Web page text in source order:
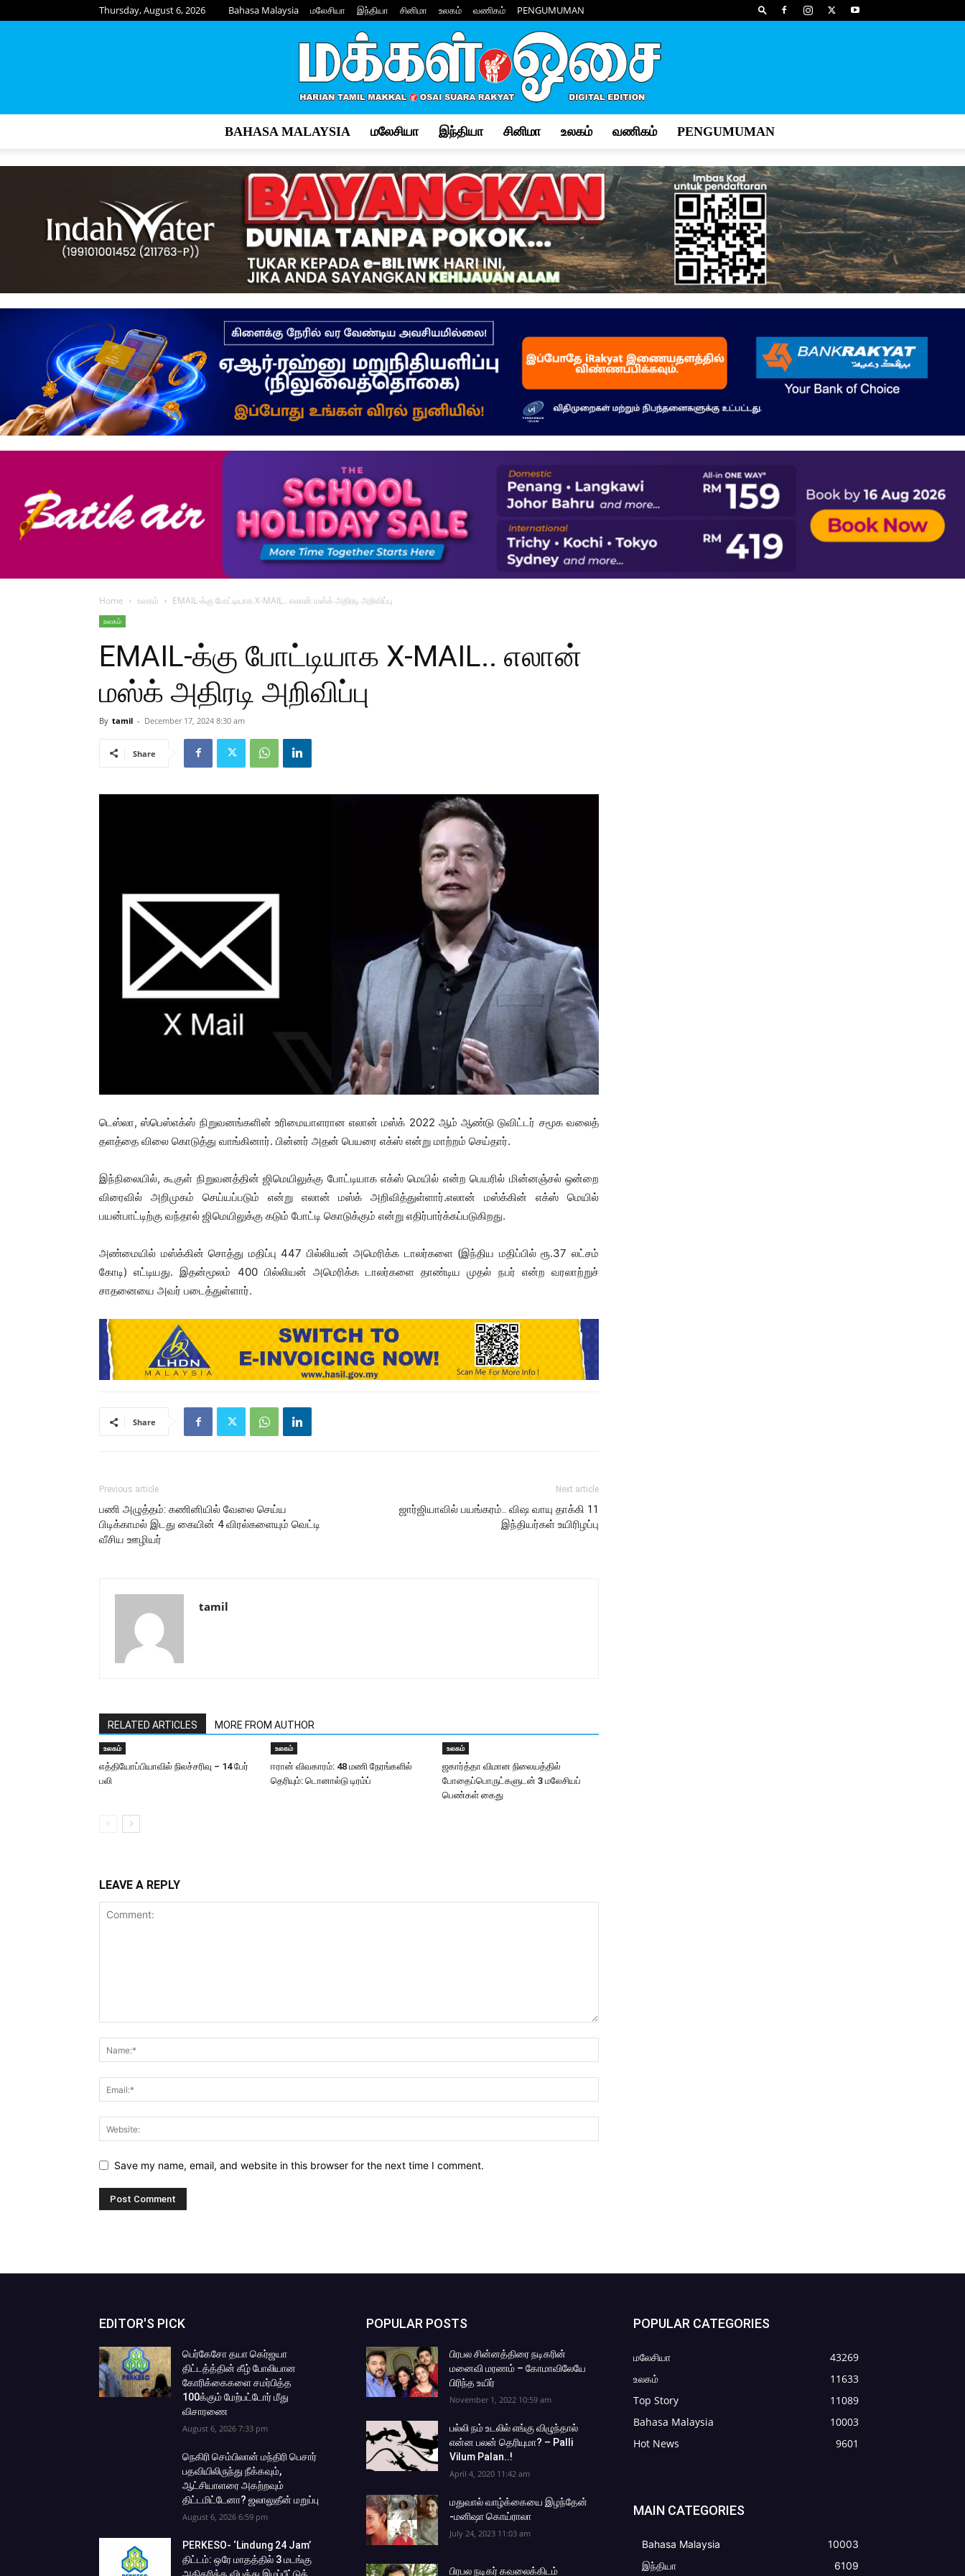
Thursday, August 6, 2026 Bahasa Malaysia மலேசியா இந்தியா சினிமா உலகம் வணிகம் PENGUMUMAN
Osai
–
மக்கள்
BAHASA MALAYSIA மலேசியா இந்தியா சினிமா உலகம் வணிகம் PENGUMUMAN
Home உலகம் EMAIL-க்கு போட்டியாக X-MAIL.. எலான் மஸ்க் அதிரடி அறிவிப்பு
உலகம்
EMAIL-க்கு போட்டியாக X-MAIL.. எலான்
மஸ்க் அதிரடி அறிவிப்பு
By tamil - December 17, 2024 8:30 am
Share
டெஸ்லா, ஸ்பெஸ்எக்ஸ் நிறுவனங்களின் உரிமையாளரான எலான் மஸ்க் 2022 ஆம் ஆண்டு டுவிட்டர் சமூக வலைத்
தளத்தை விலை கொடுத்து வாங்கினார். பின்னர் அதன் பெயரை எக்ஸ் என்று மாற்றம் செய்தார்.
இந்நிலையில், கூகுள் நிறுவனத்தின் ஜிமெயிலுக்கு போட்டியாக எக்ஸ் மெயில் என்ற பெயரில் மின்னஞ்சல் ஒன்றை
விரைவில் அறிமுகம் செய்யப்படும் என்று எலான் மஸ்க் அறிவித்துள்ளார்.எலான் மஸ்க்கின் எக்ஸ் மெயில்
பயன்பாட்டிற்கு வந்தால் ஜிமெயிலுக்கு கடும் போட்டி கொடுக்கும் என்று எதிர்பார்க்கப்படுகிறது.
அண்மையில் மஸ்க்கின் சொத்து மதிப்பு 447 பில்லியன் அமெரிக்க டாலர்களை (இந்திய மதிப்பில் ரூ.37 லட்சம்
கோடி) எட்டியது. இதன்மூலம் 400 பில்லியன் அமெரிக்க டாலர்களை தாண்டிய முதல் நபர் என்ற வரலாற்றுச்
சாதனையை அவர் படைத்துள்ளார்.
Share
Previous article
பணி அழுத்தம்: கணினியில் வேலை செய்ய
பிடிக்காமல் இடது கையின் 4 விரல்களையும் வெட்டி
வீசிய ஊழியர்
Next article
ஜார்ஜியாவில் பயங்கரம்.. விஷ வாயு தாக்கி 11
இந்தியர்கள் உயிரிழப்பு
tamil
RELATED ARTICLES MORE FROM AUTHOR
உலகம்
எத்தியோப்பியாவில் நிலச்சரிவு – 14 பேர்
பலி
உலகம்
ஈரான் விவகாரம்: 48 மணி நேரங்களில்
தெரியும்: டொனால்டு டிரம்ப்
உலகம்
ஜகார்த்தா விமான நிலையத்தில்
போதைப்பொருட்களுடன் 3 மலேசியப்
பெண்கள் கைது
LEAVE A REPLY
Save my name, email, and website in this browser for the next time I comment.
EDITOR'S PICK
பெர்கேசோ தயா கெர்ஜயா
திட்டத்த்தின் கீழ் போலியான
கோரிக்கைகளை சமர்பித்த
100க்கும் மேற்பட்டோர் மீது
விசாரணை
August 6, 2026 7:33 pm
நெகிரி செம்பிலான் மந்திரி பெசார்
பதவியிலிருந்து நீக்கவும்,
ஆட்சியாளரை அகற்றவும்
திட்டமிட்டேனா? ஜலாலுதீன் மறுப்பு
August 6, 2026 6:59 pm
PERKESO- ‘Lindung 24 Jam’
திட்டம்: ஒரே மாதத்தில் 3 மடங்கு
POPULAR POSTS
பிரபல சின்னத்திரை நடிகரின்
மனைவி மரணம் – கோமாவிலேயே
பிரிந்த உயிர்
November 1, 2022 10:59 am
பல்லி நம் உடலில் எங்கு விழுந்தால்
என்ன பலன் தெரியுமா? – Palli
Vilum Palan..!
April 4, 2020 11:42 am
மதுவால் வாழ்க்கையை இழந்தேன்
-மனிஷா கொய்ராலா
July 24, 2023 11:03 am
பிரபல நடிகர் கவலைக்கிடம்
POPULAR CATEGORIES
மலேசியா
43269
உலகம்
11633
Top Story
11089
Bahasa Malaysia
10003
Hot News
9601
MAIN CATEGORIES
Bahasa Malaysia
10003
இந்தியா
6109